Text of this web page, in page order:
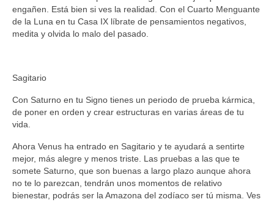
engañen. Está bien si ves la realidad. Con el Cuarto Menguante
de la Luna en tu Casa IX líbrate de pensamientos negativos,
medita y olvida lo malo del pasado.
Sagitario
Con Saturno en tu Signo tienes un periodo de prueba kármica,
de poner en orden y crear estructuras en varias áreas de tu
vida.
Ahora Venus ha entrado en Sagitario y te ayudará a sentirte
mejor, más alegre y menos triste. Las pruebas a las que te
somete Saturno, que son buenas a largo plazo aunque ahora
no te lo parezcan, tendrán unos momentos de relativo
bienestar, podrás ser la Amazona del zodíaco ser tú misma. Ves